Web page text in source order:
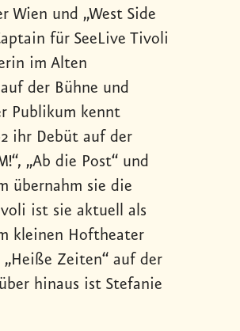
Wien und „West Side
für SeeLive Tivoli
im Alten
der Bühne und
Publikum kennt
ihr Debüt auf der
„Ab die Post“ und
übernahm sie die
ist sie aktuell als
kleinen Hoftheater
Zeiten“ auf der
hinaus ist Stefanie